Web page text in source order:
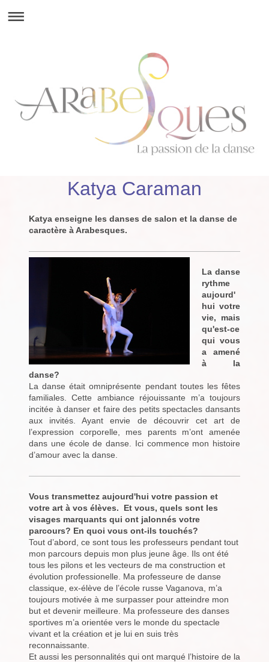
Katya Caraman
Katya enseigne les danses de salon et la danse de
caractère à Arabesques.
La danse
rythme
aujourd'
hui votre
vie, mais
qu'est-ce
qui vous
a amené
à la
danse?
La danse était omniprésente pendant toutes les fêtes
familiales. Cette ambiance réjouissante m’a toujours
incitée à danser et faire des petits spectacles dansants
aux invités. Ayant envie de découvrir cet art de
l’expression corporelle, mes parents m’ont amenée
dans une école de danse. Ici commence mon histoire
d’amour avec la danse.
Vous transmettez aujourd'hui votre passion et
votre art à vos élèves. Et vous, quels sont les
visages marquants qui ont jalonnés votre
parcours? En quoi vous ont-ils touchés?
Tout d’abord, ce sont tous les professeurs pendant tout
mon parcours depuis mon plus jeune âge. Ils ont été
tous les pilons et les vecteurs de ma construction et
évolution professionelle. Ma professeure de danse
classique, ex-élève de l’école russe Vaganova, m’a
toujours motivée à me surpasser pour atteindre mon
but et devenir meilleure. Ma professeure des danses
sportives m’a orientée vers le monde du spectacle
vivant et la création et je lui en suis très
reconnaissante.
Et aussi les personnalités qui ont marqué l’histoire de la